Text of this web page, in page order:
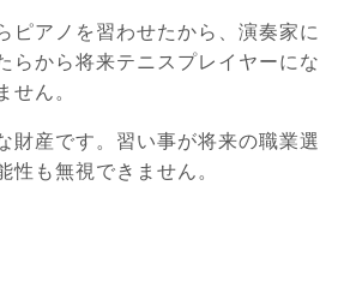
ピアノを習わせたから、演奏家に
らから将来テニスプレイヤーにな
せん。
財産です。習い事が将来の職業選
性も無視できません。